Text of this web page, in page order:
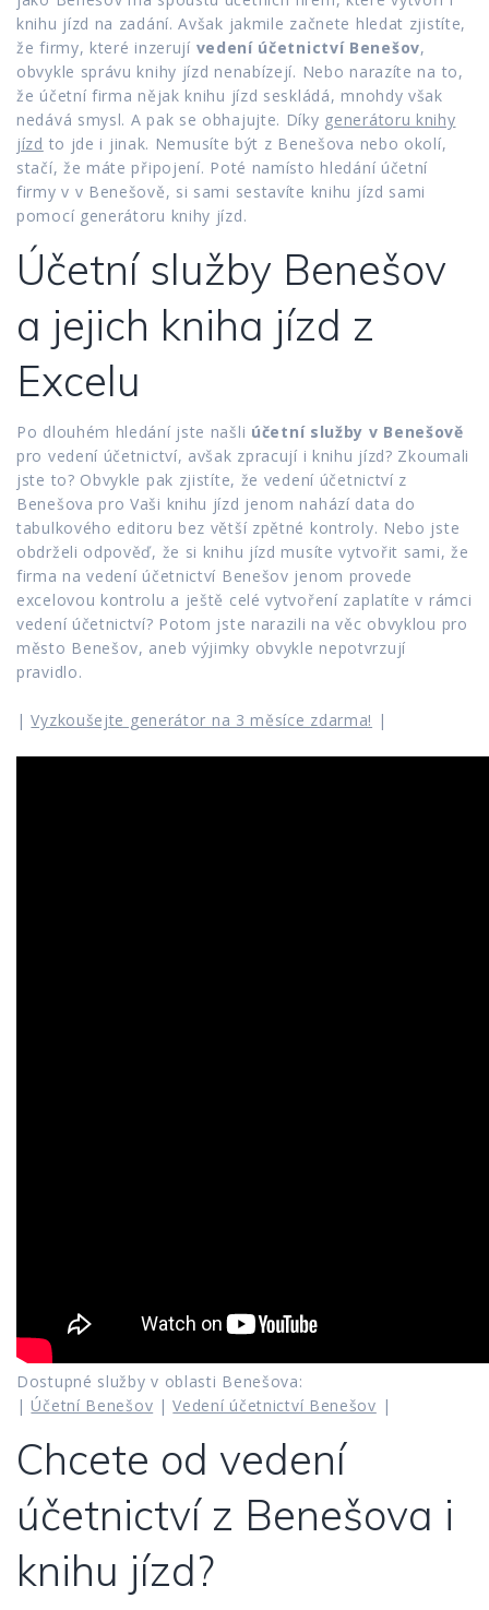
knihu jízd na zadání. Avšak jakmile začnete hledat zjistíte,
že firmy, které inzerují vedení účetnictví Benešov,
obvykle správu knihy jízd nenabízejí. Nebo narazíte na to,
že účetní firma nějak knihu jízd seskládá, mnohdy však
nedává smysl. A pak se obhajujte. Díky generátoru knihy
jízd to jde i jinak. Nemusíte být z Benešova nebo okolí,
stačí, že máte připojení. Poté namísto hledání účetní
firmy v v Benešově, si sami sestavíte knihu jízd sami
pomocí generátoru knihy jízd.
Účetní služby Benešov
a jejich kniha jízd z
Excelu
Po dlouhém hledání jste našli účetní služby v Benešově
pro vedení účetnictví, avšak zpracují i knihu jízd? Zkoumali
jste to? Obvykle pak zjistíte, že vedení účetnictví z
Benešova pro Vaši knihu jízd jenom nahází data do
tabulkového editoru bez větší zpětné kontroly. Nebo jste
obdrželi odpověď, že si knihu jízd musíte vytvořit sami, že
firma na vedení účetnictví Benešov jenom provede
excelovou kontrolu a ještě celé vytvoření zaplatíte v rámci
vedení účetnictví? Potom jste narazili na věc obvyklou pro
město Benešov, aneb výjimky obvykle nepotvrzují
pravidlo.
|Vyzkoušejte generátor na 3 měsíce zdarma! |
Dostupné služby v oblasti Benešova:
| Účetní Benešov |Vedení účetnictví Benešov |
Chcete od vedení
účetnictví z Benešova i
knihu jízd?